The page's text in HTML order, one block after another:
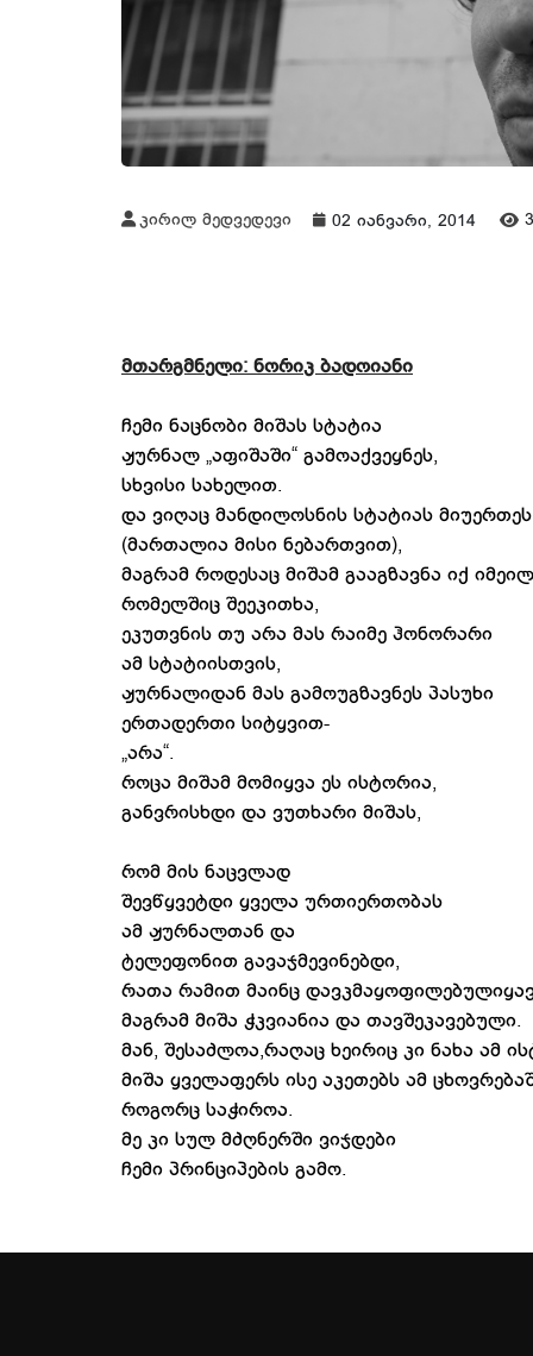
კირილ მედვედევი 02 იანვარი, 2014
მთარგმნელი: ნორიკ ბადოიანი
ჩემი ნაცნობი მიშას სტატია
ჟურნალ „აფიშაში“ გამოაქვეყნეს,
სხვისი სახელით.
და ვიღაც მანდილოსნის სტატიას
(მართალია მისი ნებართვით),
მაგრამ როდესაც მიშამ გააგზავნა იქ
რომელშიც შეეკითხა,
ეკუთვნის თუ არა მას რაიმე ჰონორარი
ამ სტატიისთვის,
ჟურნალიდან მას გამოუგზავნეს პასუხი
ერთადერთი სიტყვით-
„არა“.
როცა მიშამ მომიყვა ეს ისტორია,
განვრისხდი და ვუთხარი მიშას,
რომ მის ნაცვლად
შევწყვეტდი ყველა ურთიერთობას
ამ ჟურნალთან და
ტელეფონით გავაჯმევინებდი,
რათა რამით მაინც
მაგრამ მიშა ჭკვიანია და თავშეკავებული.
მან, შესაძლოა,რაღაც ხეირიც კი ნახა ამ
მიშა ყველაფერს ისე აკეთებს ამ
როგორც საჭიროა.
მე კი სულ მძღნერში ვიჯდები
ჩემი პრინციპების გამო.